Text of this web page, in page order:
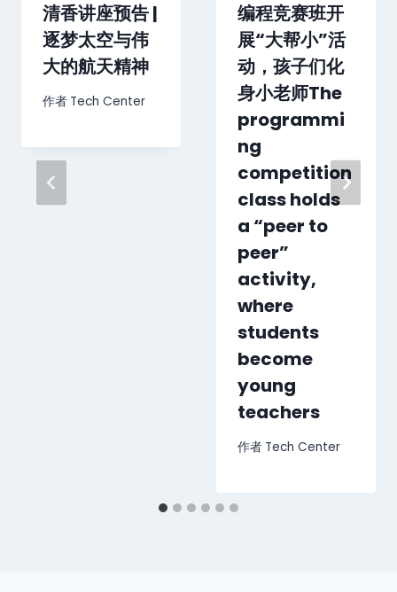
清香讲座预告 |
逐梦太空与伟
大的航天精神
作者 Tech Center
编程竞赛班开
展“大帮小”活
动，孩子们化
身小老师The
programmi
ng
competition
class holds
a “peer to
peer”
activity,
where
students
become
young
teachers
作者 Tech Center